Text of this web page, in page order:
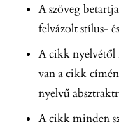
A szöveg
felvázolt stílus-
A cikk nyelvétől
van a cikk
nyelvű
A cikk minden